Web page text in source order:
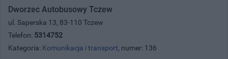
Dworzec Autobusowy Tczew
ul. Saperska 13, 83-110 Tczew
Telefon: 5314752
Kategoria: Komunikacja i transport, numer: 136